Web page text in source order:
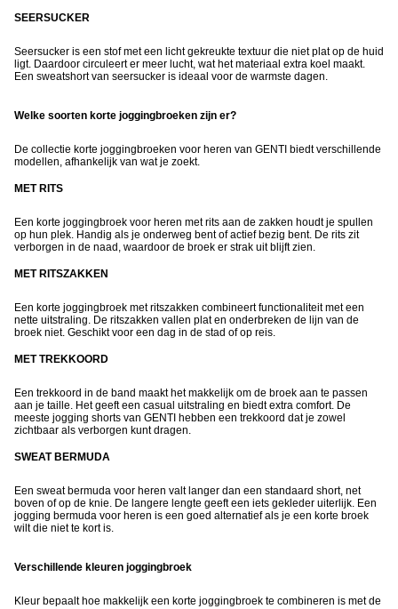
SEERSUCKER
Seersucker is een stof met een licht gekreukte textuur die niet plat op de huid
ligt. Daardoor circuleert er meer lucht, wat het materiaal extra koel maakt.
Een sweatshort van seersucker is ideaal voor de warmste dagen.
Welke soorten korte joggingbroeken zijn er?
De collectie korte joggingbroeken voor heren van GENTI biedt verschillende
modellen, afhankelijk van wat je zoekt.
MET RITS
Een korte joggingbroek voor heren met rits aan de zakken houdt je spullen
op hun plek. Handig als je onderweg bent of actief bezig bent. De rits zit
verborgen in de naad, waardoor de broek er strak uit blijft zien.
MET RITSZAKKEN
Een korte joggingbroek met ritszakken combineert functionaliteit met een
nette uitstraling. De ritszakken vallen plat en onderbreken de lijn van de
broek niet. Geschikt voor een dag in de stad of op reis.
MET TREKKOORD
Een trekkoord in de band maakt het makkelijk om de broek aan te passen
aan je taille. Het geeft een casual uitstraling en biedt extra comfort. De
meeste jogging shorts van GENTI hebben een trekkoord dat je zowel
zichtbaar als verborgen kunt dragen.
SWEAT BERMUDA
Een sweat bermuda voor heren valt langer dan een standaard short, net
boven of op de knie. De langere lengte geeft een iets gekleder uiterlijk. Een
jogging bermuda voor heren is een goed alternatief als je een korte broek
wilt die niet te kort is.
Verschillende kleuren joggingbroek
Kleur bepaalt hoe makkelijk een korte joggingbroek te combineren is met de